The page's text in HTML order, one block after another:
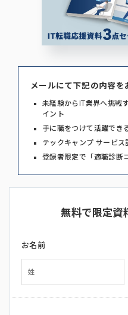
メールにて下記の内容を
未経験からIT業界へ挑戦
イント
手に職をつけて活躍でき
テックキャンプ サービス
登録者限定で「適職診断
無料で限定資
お名前